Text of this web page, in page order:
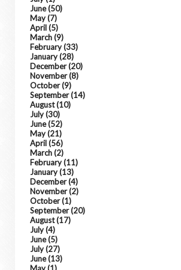
June(50)
May(7)
April(5)
March(9)
February(33)
January(28)
December(20)
November(8)
October(9)
September(14)
August(10)
July(30)
June(52)
May(21)
April(56)
March(2)
February(11)
January(13)
December(4)
November(2)
October(1)
September(20)
August(17)
July(4)
June(5)
July(27)
June(13)